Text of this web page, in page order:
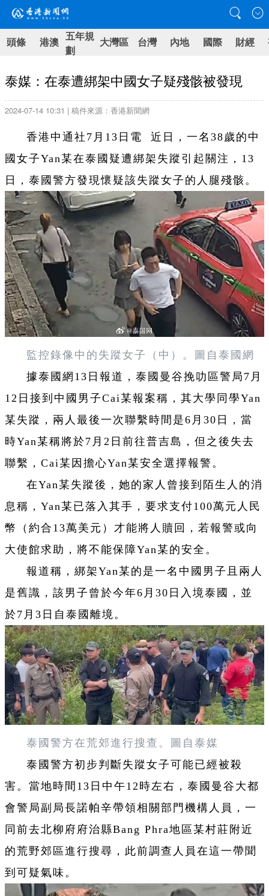
頭條 港澳 五年規
劃
大灣區 台灣 內地 國際 財經
泰媒：在泰遭綁架中國女子疑殘骸被發現
2024-07-14 10:31 | 稿件來源：香港新聞網
香港中通社7月13日電 近日，一名38歲的中
國女子Yan某在泰國疑遭綁架失蹤引起關注，13
日，泰國警方發現懷疑該失蹤女子的人腿殘骸。
監控錄像中的失蹤女子（中）。圖自泰國網
據泰國網13日報道，泰國曼谷挽叻區警局7月
12日接到中國男子Cai某報案稱，其大學同學Yan
某失蹤，兩人最後一次聯繫時間是6月30日，當
時Yan某稱將於7月2日前往普吉島，但之後失去
聯繫，Cai某因擔心Yan某安全選擇報警。
在Yan某失蹤後，她的家人曾接到陌生人的消
息稱，Yan某已落入其手，要求支付100萬元人民
幣（約合13萬美元）才能將人贖回，若報警或向
大使館求助，將不能保障Yan某的安全。
報道稱，綁架Yan某的是一名中國男子且兩人
是舊識，該男子曾於今年6月30日入境泰國，並
於7月3日自泰國離境。
泰國警方在荒郊進行搜查。圖自泰媒
泰國警方初步判斷失蹤女子可能已經被殺
害。當地時間13日中午12時左右，泰國曼谷大都
會警局副局長諾帕辛帶領相關部門機構人員，一
同前去北柳府府治縣Bang Phra地區某村莊附近
的荒野郊區進行搜尋，此前調查人員在這一帶聞
到可疑氣味。